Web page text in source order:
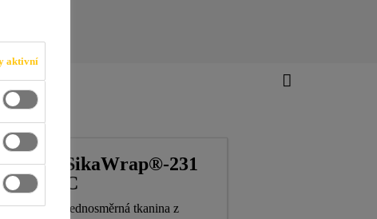
SikaWrap®-231
C
Jednosměrná tkanina z
aktivní